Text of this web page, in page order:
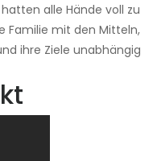
alle Hände voll zu
Familie mit den Mitteln,
ihre Ziele unabhängig